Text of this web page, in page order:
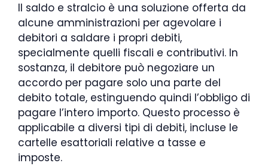
Il saldo e stralcio è una soluzione offerta da
alcune amministrazioni per agevolare i
debitori a saldare i propri debiti,
specialmente quelli fiscali e contributivi. In
sostanza, il debitore può negoziare un
accordo per pagare solo una parte del
debito totale, estinguendo quindi l’obbligo di
pagare l’intero importo. Questo processo è
applicabile a diversi tipi di debiti, incluse le
cartelle esattoriali relative a tasse e
imposte.